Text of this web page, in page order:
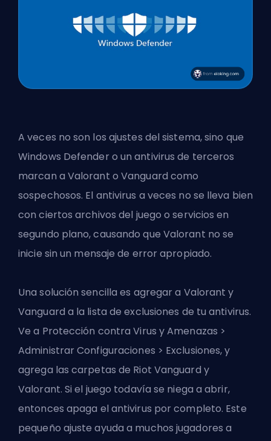
A veces no son los ajustes del sistema, sino que
Windows Defender o un antivirus de terceros
marcan a Valorant o Vanguard como
sospechosos. El antivirus a veces no se lleva bien
con ciertos archivos del juego o servicios en
segundo plano, causando que Valorant no se
inicie sin un mensaje de error apropiado.
Una solución sencilla es agregar a Valorant y
Vanguard a la lista de exclusiones de tu antivirus.
Ve a Protección contra Virus y Amenazas >
Administrar Configuraciones > Exclusiones, y
agrega las carpetas de Riot Vanguard y
Valorant. Si el juego todavía se niega a abrir,
entonces apaga el antivirus por completo. Este
pequeño ajuste ayuda a muchos jugadores a